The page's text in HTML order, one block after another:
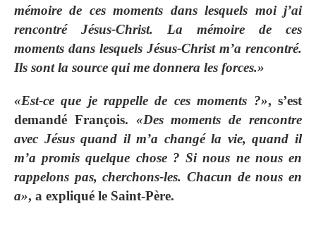
mémoire de ces moments dans lesquels moi j’ai
rencontré Jésus-Christ. La mémoire de ces
moments dans lesquels Jésus-Christ m’a rencontré.
Ils sont la source qui me donnera les forces.»
«Est-ce que je rappelle de ces moments ?», s’est
demandé François. «Des moments de rencontre
avec Jésus quand il m’a changé la vie, quand il
m’a promis quelque chose ? Si nous ne nous en
rappelons pas, cherchons-les. Chacun de nous en
a», a expliqué le Saint-Père.